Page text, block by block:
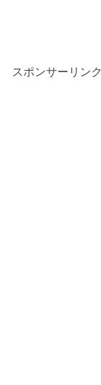
スポンサーリンク